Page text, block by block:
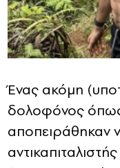
Ένας ακόμη
δολοφόνος όπως
αποπειράθηκαν